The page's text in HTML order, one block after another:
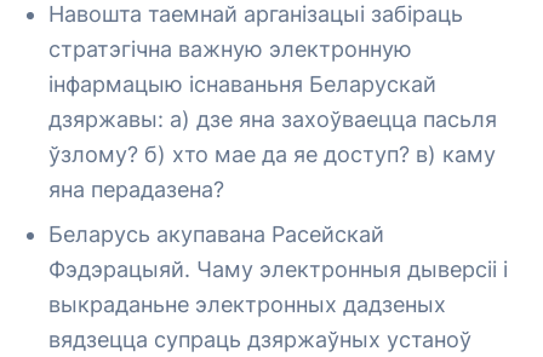
Навошта таемнай арганізацыі забіраць
стратэгічна важную электронную
інфармацыю існаваньня Беларускай
дзяржавы: а) дзе яна захоўваецца пасьля
ўзлому? б) хто мае да яе доступ? в) каму
яна перадазена?
Беларусь акупавана Расейскай
Фэдэрацыяй. Чаму электронныя дыверсіі і
выкраданьне электронных дадзеных
вядзецца супраць дзяржаўных устаноў